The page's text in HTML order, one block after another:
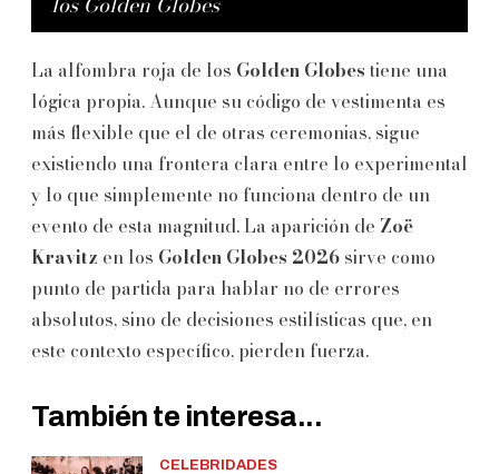
La alfombra roja de los Golden Globes tiene una
lógica propia. Aunque su código de vestimenta es
más flexible que el de otras ceremonias, sigue
existiendo una frontera clara entre lo experimental
y lo que simplemente no funciona dentro de un
evento de esta magnitud. La aparición de Zoë
Kravitz en los Golden Globes 2026 sirve como
punto de partida para hablar no de errores
absolutos, sino de decisiones estilísticas que, en
este contexto específico, pierden fuerza.
También te interesa...
CELEBRIDADES